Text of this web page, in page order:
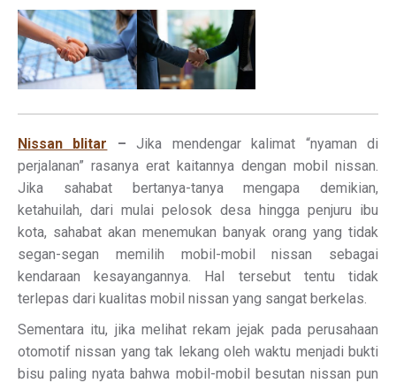
Nissan blitar –Jika mendengar kalimat “nyaman di
perjalanan” rasanya erat kaitannya dengan mobil nissan.
Jika sahabat bertanya-tanya mengapa demikian,
ketahuilah, dari mulai pelosok desa hingga penjuru ibu
kota, sahabat akan menemukan banyak orang yang tidak
segan-segan memilih mobil-mobil nissan sebagai
kendaraan kesayangannya. Hal tersebut tentu tidak
terlepas dari kualitas mobil nissan yang sangat berkelas.
Sementara itu, jika melihat rekam jejak pada perusahaan
otomotif nissan yang tak lekang oleh waktu menjadi bukti
bisu paling nyata bahwa mobil-mobil besutan nissan pun